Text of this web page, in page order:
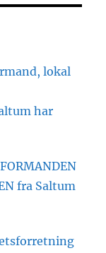
lokal
har
fra Saltum